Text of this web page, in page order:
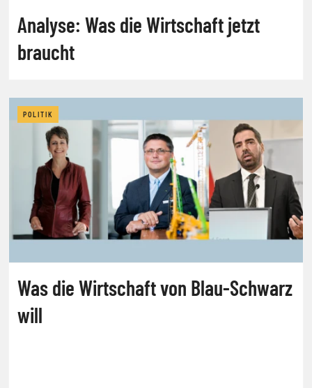
Analyse: Was die Wirtschaft jetzt
braucht
POLITIK
Was die Wirtschaft von Blau-Schwarz
will